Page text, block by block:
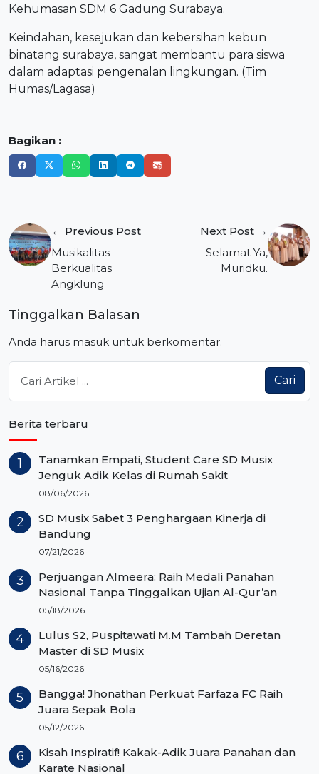
Kehumasan SDM 6 Gadung Surabaya.
Keindahan, kesejukan dan kebersihan kebun
binatang surabaya, sangat membantu para siswa
dalam adaptasi pengenalan lingkungan. (Tim
Humas/Lagasa)
Bagikan :
pos
← Previous Post
Musikalitas
Berkualitas
Angklung
Next Post →
Selamat Ya,
Muridku.
Tinggalkan Balasan
Anda harus masuk untuk berkomentar.
Cari
Berita terbaru
Tanamkan Empati, Student Care SD Musix
Jenguk Adik Kelas di Rumah Sakit
08/06/2026
SD Musix Sabet 3 Penghargaan Kinerja di
Bandung
07/21/2026
Perjuangan Almeera: Raih Medali Panahan
Nasional Tanpa Tinggalkan Ujian Al-Qur’an
05/18/2026
Lulus S2, Puspitawati M.M Tambah Deretan
Master di SD Musix
05/16/2026
Bangga! Jhonathan Perkuat Farfaza FC Raih
Juara Sepak Bola
05/12/2026
Kisah Inspiratif! Kakak-Adik Juara Panahan dan
Karate Nasional